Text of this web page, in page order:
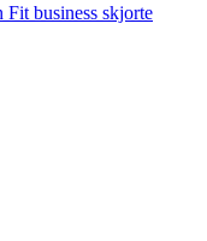
business skjorte